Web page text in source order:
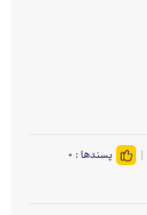
پسندها : ۰